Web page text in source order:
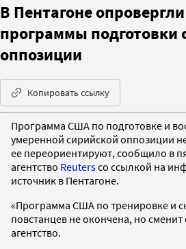
В Пентагоне
программы подготовки
оппозиции
Копировать ссылку
Программа США по подготовке и
умеренной сирийской оппозиции
ее переориентируют, сообщило в
агентство Reutersсо ссылкой на
источник в Пентагоне.
«Программа США по тренировке и
повстанцев не окончена, но
агентство.